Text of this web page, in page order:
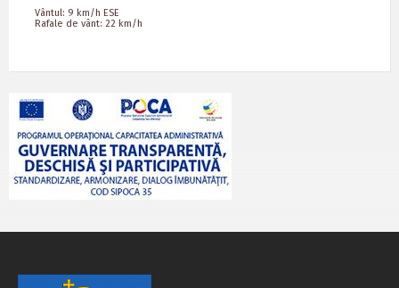
Vântul: 9 km/h ESE
Rafale de vânt: 22 km/h